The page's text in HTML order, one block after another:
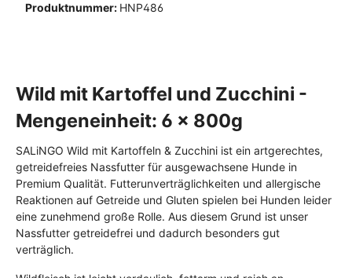
Produktnummer: HNP486
Wild mit Kartoffel und Zucchini -
Mengeneinheit: 6 x 800g
SALiNGO Wild mit Kartoffeln & Zucchini ist ein artgerechtes,
getreidefreies Nassfutter für ausgewachsene Hunde in
Premium Qualität. Futterunverträglichkeiten und allergische
Reaktionen auf Getreide und Gluten spielen bei Hunden leider
eine zunehmend große Rolle. Aus diesem Grund ist unser
Nassfutter getreidefrei und dadurch besonders gut
verträglich.